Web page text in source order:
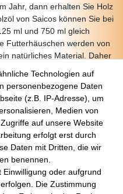
Jahr, dann erhalten Sie Holz
von Saicos können Sie bei
ml und 750 ml gleich
Futterhäuschen werden von
natürliches Material. Daher
Technologien auf
personenbezogene Daten
(z.B. IP-Adresse), um
Medien von
auf unsere Website
erfolgt erst durch
Daten mit Dritten, die wir
benennen.
oder aufgrund
Die Zustimmung